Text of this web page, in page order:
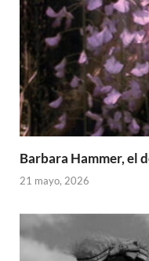
Barbara Hammer, el
21 mayo, 2026